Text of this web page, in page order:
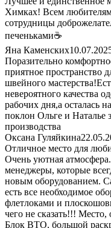
Химках! Всем
сотрудницы
печеньками☕
Яна Каменских
Поразительно
приятное пространство
швейного
невероятного качества
рабочих дня,а осталась
поклон Ольге и Наталье
производства
Оксана Гуляйкина
Отличное место для
Очень уютная
менеджеры, которые
новым оборудованием.
есть все необходимое
флетлоками и
чего не сказать!!!
Блок ВТО, большой